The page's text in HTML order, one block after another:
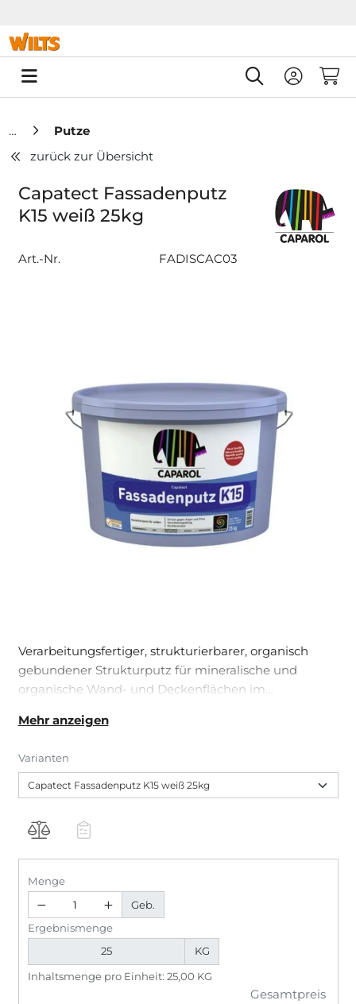
0
Putze
zurück zur Übersicht
Capatect Fassadenputz
K15 weiß 25kg
Art.-Nr. FADISCAC03
Verarbeitungsfertiger, strukturierbarer, organisch
gebundener Strukturputz für mineralische und
organische Wand- und Deckenflächen im
Capatect Fassadensystemen.
Mehr anzeigen
Varianten
Menge
Geb.
Ergebnismenge
KG
Inhaltsmenge pro Einheit: 25,00 KG
Gesamtpreis